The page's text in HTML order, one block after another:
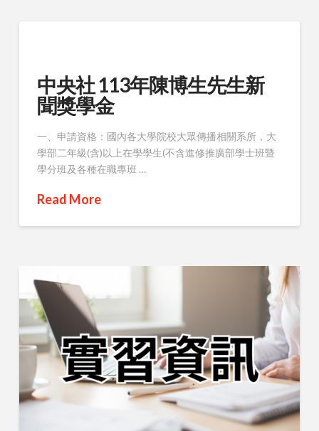
中央社 113年陳博生先生新
聞獎學金
一、申請資格：國內各大學院校大眾傳播相關系所，大
學部二年級(含)以上在學學生(不含進修推廣部學士班暨
學分班及各種在職專班 …
Read More